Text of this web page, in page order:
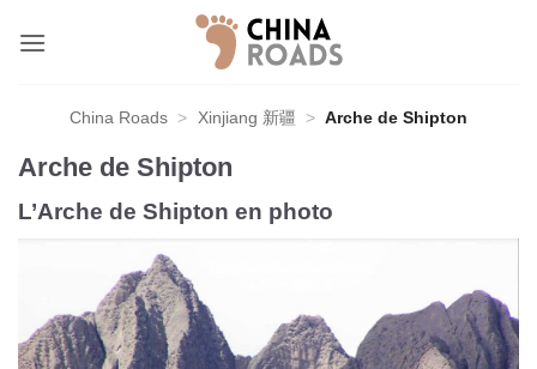
China Roads > Xinjiang 新疆 > Arche de Shipton
Arche de Shipton
L’Arche de Shipton en photo